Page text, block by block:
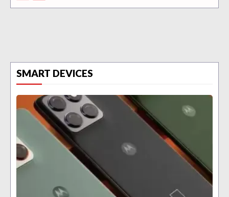
SMART DEVICES